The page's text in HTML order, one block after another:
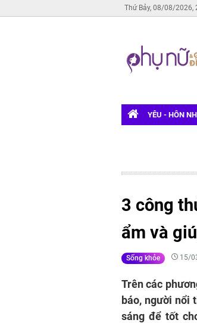
Thứ Bảy, 08/08/2026,
YÊU - HÔN
3 công
ẩm và
Sống khỏe 15/
Trên các
báo, người nổi
sáng để tốt